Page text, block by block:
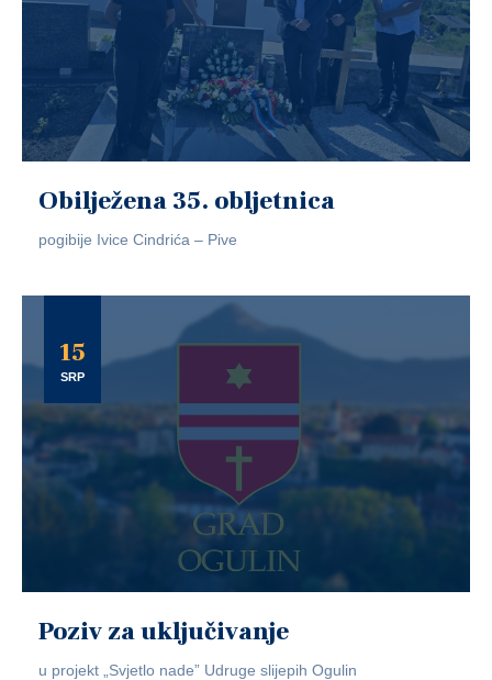
Obilježena 35. obljetnica
pogibije Ivice Cindrića – Pive
15
SRP
Poziv za uključivanje
u projekt „Svjetlo nade” Udruge slijepih Ogulin